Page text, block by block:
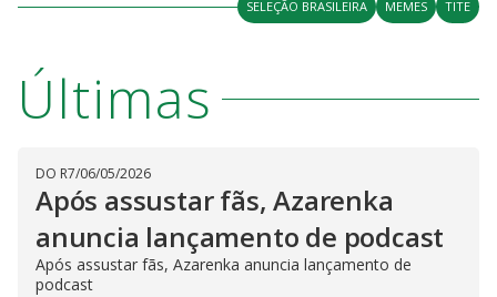
SELEÇÃO BRASILEIRA MEMES TITE
Últimas
DO R7/06/05/2026
Após assustar fãs, Azarenka
anuncia lançamento de podcast
Após assustar fãs, Azarenka anuncia lançamento de
podcast